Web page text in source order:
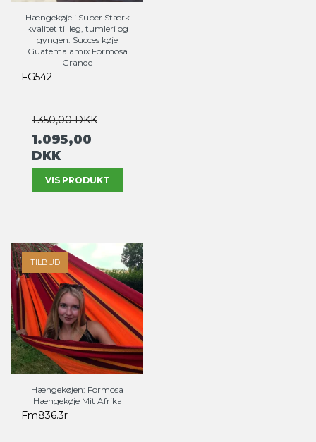
Hængekøje i Super Stærk
kvalitet til leg, tumleri og
gyngen. Succes køje
Guatemalamix Formosa
Grande
FG542
1.350,00 DKK
1.095,00
DKK
VIS PRODUKT
TILBUD
Hængekøjen: Formosa
Hængekøje Mit Afrika
Fm836.3r